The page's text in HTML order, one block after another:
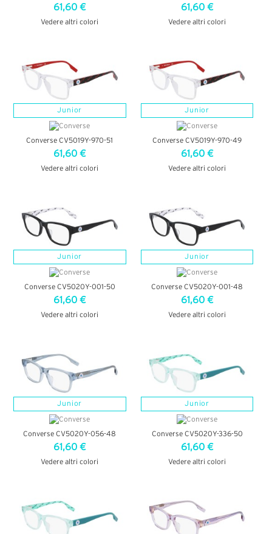
61,60 €
Vedere altri colori
61,60 €
Vedere altri colori
Junior
Converse CV5019Y-970-51
61,60 €
Vedere altri colori
Junior
Converse CV5019Y-970-49
61,60 €
Vedere altri colori
Junior
Converse CV5020Y-001-50
61,60 €
Vedere altri colori
Junior
Converse CV5020Y-001-48
61,60 €
Vedere altri colori
Junior
Converse CV5020Y-056-48
61,60 €
Vedere altri colori
Junior
Converse CV5020Y-336-50
61,60 €
Vedere altri colori